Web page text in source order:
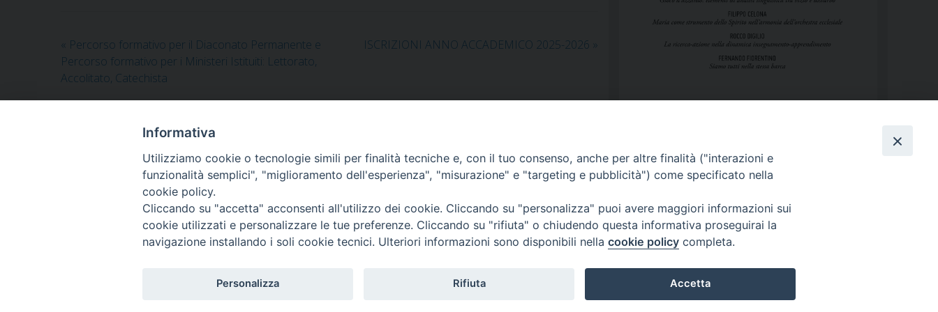
« Percorso formativo per il Diaconato Permanente e
Percorso formativo per i Ministeri Istituiti: Lettorato,
Accolitato, Catechista
ISCRIZIONI ANNO ACCADEMICO 2025-2026 »
Copyright 2017 © Pontificia Facoltà Teologica dell’Italia Meridionale
Istituto Superiore di Scienze Religiose Interdiocesano
Tel. 0835/256357 E-mail:issrmatera@gmail.com
issrmatera@legalmail.it
Informativa
Utilizziamo cookie o tecnologie simili per finalità tecniche e, con il tuo consenso, anche per altre finalità ("interazioni e
funzionalità semplici", "miglioramento dell'esperienza", "misurazione" e "targeting e pubblicità") come specificato nella
cookie policy.
Cliccando su "accetta" acconsenti all'utilizzo dei cookie. Cliccando su "personalizza" puoi avere maggiori informazioni sui
cookie utilizzati e personalizzare le tue preferenze. Cliccando su "rifiuta" o chiudendo questa informativa proseguirai la
navigazione installando i soli cookie tecnici. Ulteriori informazioni sono disponibili nella cookie policy completa.
Personalizza Rifiuta Accetta